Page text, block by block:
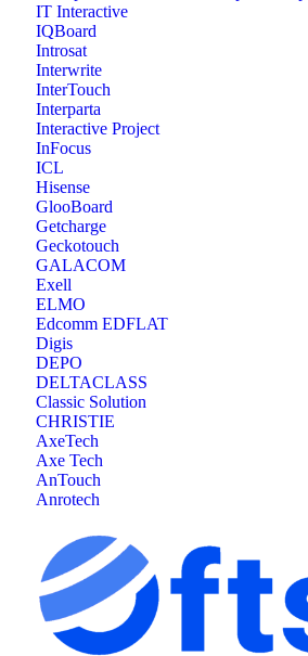
IT Interactive
IQBoard
Introsat
Interwrite
InterTouch
Interparta
Interactive Project
InFocus
ICL
Hisense
GlooBoard
Getcharge
Geckotouch
GALACOM
Exell
ELMO
Edcomm EDFLAT
Digis
DEPO
DELTACLASS
Classic Solution
CHRISTIE
AxeTech
Axe Tech
AnTouch
Anrotech